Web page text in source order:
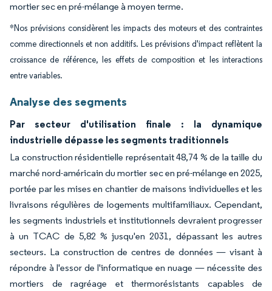
mortier sec en pré-mélange à moyen terme.
*Nos prévisions considèrent les impacts des moteurs et des contraintes
comme directionnels et non additifs. Les prévisions d'impact reflètent la
croissance de référence, les effets de composition et les interactions
entre variables.
Analyse des segments
Par secteur d'utilisation finale : la dynamique
industrielle dépasse les segments traditionnels
La construction résidentielle représentait 48,74 % de la taille du
marché nord-américain du mortier sec en pré-mélange en 2025,
portée par les mises en chantier de maisons individuelles et les
livraisons régulières de logements multifamiliaux. Cependant,
les segments industriels et institutionnels devraient progresser
à un TCAC de 5,82 % jusqu'en 2031, dépassant les autres
secteurs. La construction de centres de données — visant à
répondre à l'essor de l'informatique en nuage — nécessite des
mortiers de ragréage et thermorésistants capables de